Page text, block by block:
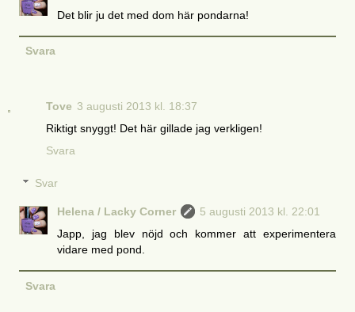
Det blir ju det med dom här pondarna!
Svara
Tove 3 augusti 2013 kl. 18:37
Riktigt snyggt! Det här gillade jag verkligen!
Svara
Svar
Helena / Lacky Corner
5 augusti 2013 kl. 22:01
Japp, jag blev nöjd och kommer att experimentera
vidare med pond.
Svara